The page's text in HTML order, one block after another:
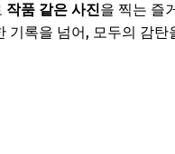
작품 같은 사진을 찍는 즐
기록을 넘어, 모두의 감